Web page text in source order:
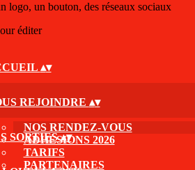
logo, un bouton, des réseaux sociaux
éditer
▴▾
REJOINDRE ▴▾
NOS RENDEZ-VOUS
ADHÉSIONS 2026
TARIFS
PARTENAIRES
SORTIES▴▾